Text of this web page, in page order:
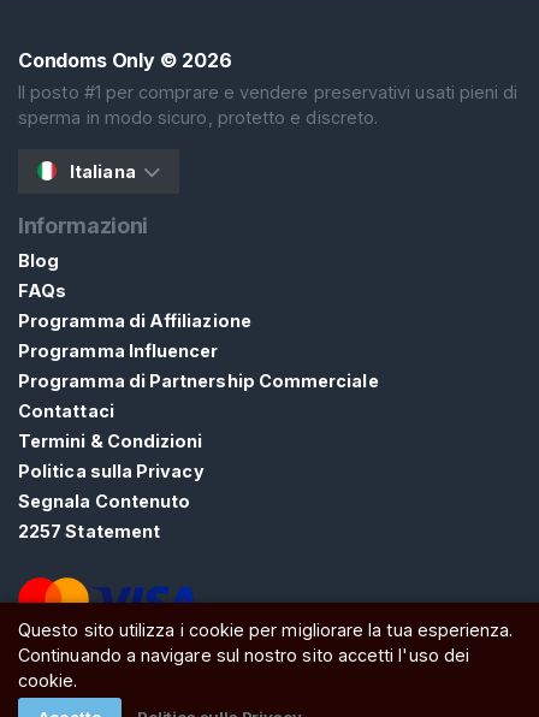
Condoms Only© 2026
Il posto #1 per comprare e vendere preservativi usati pieni di
sperma in modo sicuro, protetto e discreto.
Italiana
Informazioni
Blog
FAQs
Programma di Affiliazione
Programma Influencer
Programma di Partnership Commerciale
Contattaci
Termini & Condizioni
Politica sulla Privacy
Segnala Contenuto
2257 Statement
ATW Ltd, Essex, SS0 7EU, United Kingdom
Questo sito utilizza i cookie per migliorare la tua esperienza.
Continuando a navigare sul nostro sito accetti l'uso dei
cookie.